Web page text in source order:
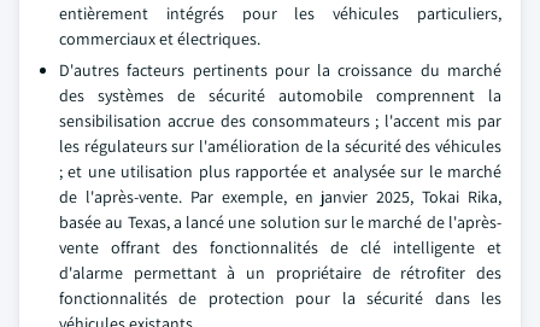
entièrement intégrés pour les véhicules particuliers,
commerciaux et électriques.
D'autres facteurs pertinents pour la croissance du marché
des systèmes de sécurité automobile comprennent la
sensibilisation accrue des consommateurs ; l'accent mis par
les régulateurs sur l'amélioration de la sécurité des véhicules
; et une utilisation plus rapportée et analysée sur le marché
de l'après-vente. Par exemple, en janvier 2025, Tokai Rika,
basée au Texas, a lancé une solution sur le marché de l'après-
vente offrant des fonctionnalités de clé intelligente et
d'alarme permettant à un propriétaire de rétrofiter des
fonctionnalités de protection pour la sécurité dans les